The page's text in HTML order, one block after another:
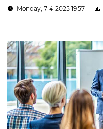
Monday, 7-4-2025 19:57